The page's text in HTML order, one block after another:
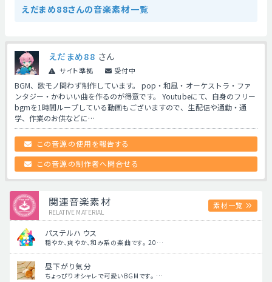
えだまめ88さんの音楽素材一覧
えだまめ88 さん
サイト準拠 受付中
BGM、歌モノ問わず制作しています。 pop・和風・オーケストラ・ファ
ンタジー・かわいい曲を作るのが得意です。 Youtubeにて、自身のフリー
bgmを1時間ループしている動画もございますので、生配信や通勤・通
学、作業のお供などに…
この音源の使用を報告する
この音源の制作者へ問合せる
関連音楽素材
RELATIVE MATERIAL
素材一覧
パステルハウス
穏やか、爽やか、和み系の楽曲です。 20…
昼下がり気分
ちょっぴりオシャレで可愛いBGMです。 …